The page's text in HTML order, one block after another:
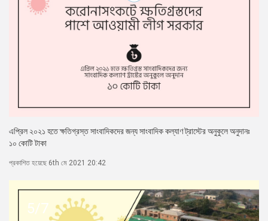
এপ্রিল ২০২১ হতে ক্ষতিগ্রস্ত সাংবাদিকদের জন্য সাংবাদিক কল্যাণ ট্রাস্টের অনুকুলে অনুদানঃ
১০ কোটি টাকা
প্রকাশিত হয়েছে 6th মে 2021 20:42
5/7